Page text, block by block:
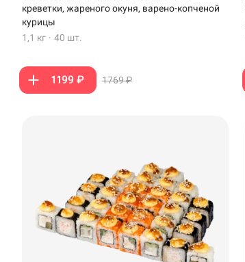
креветки, жареного окуня, варено-копченой
курицы
1,1 кг · 40 шт.
1199 ₽ 1769 ₽